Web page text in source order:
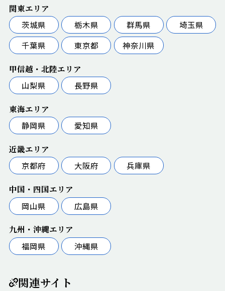
関東エリア
茨城県
栃木県 群馬県
埼玉県
千葉県
東京都 神奈川県
甲信越・北陸エリア
山梨県
長野県
東海エリア
静岡県
愛知県
近畿エリア
京都府
大阪府 兵庫県
中国・四国エリア
岡山県
広島県
九州・沖縄エリア
福岡県
沖縄県
関連サイト